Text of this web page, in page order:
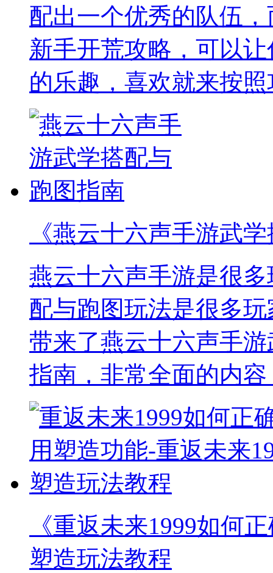
配出一个优秀的队伍
新手开荒攻略，可以
的乐趣，喜欢就来按
《燕云十六声手游武
燕云十六声手游是很
配与跑图玩法是很多
带来了燕云十六声手
指南，非常全面的内
《重返未来1999如何
塑造玩法教程